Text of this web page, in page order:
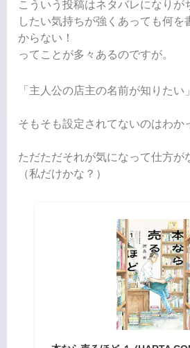
こういう投稿はネタバレになりが
したい気持ちが強くあっても何を
からない！
ってことが多々あるのですが。
「主人公の店主の名前が知りたい」
そもそも設定されてないのはわか
ただただそれが気になって仕方が
（私だけかな？）